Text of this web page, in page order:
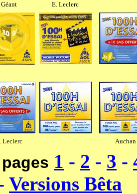
Géant E. Leclerc
Leclerc Auchan
1 - 2 - 3 -
Versions Bêta